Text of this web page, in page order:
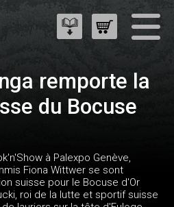
remporte la
du Bocuse
à Palexpo Genève,
Fiona Wittwer se sont
suisse pour le Bocuse d'Or
roi de la lutte et sportif suisse